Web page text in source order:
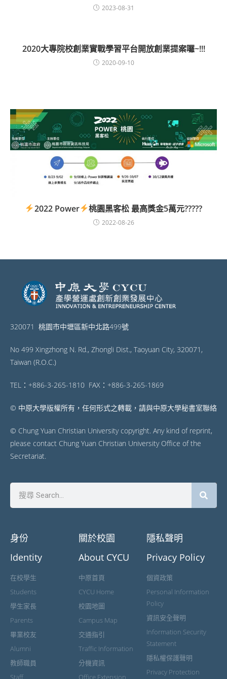
2023-08-31
2020大專院校創業實戰學習平台開放創業提案囉~!!!
2020-09-10
2022 Power 桃園黑客松 最高獎金5萬元?????
2022-08-26
320071 桃園市中壢區新中北路499號
No 499 Xingzhong N. Rd., Zhongli Dist., Taoyuan City, 320071,
Taiwan (R.O.C.)
TEL：+886-3-265-1810 FAX：+886-3-265-1869
© 中原大學版權所有，任何形式之轉載，請與中原大學秘書室聯絡
© Chung Yuan Christian University copyright. Any kind of reprint,
please contact Chung Yuan Christian University Office of the
Secretariat.
身份
Identity
在校學生
Students
學生家長
Parents
畢業校友
Alumni
教師職員
Staff
關於校園
About CYCU
中原首頁
CYCU Home
校園地圖
Campus Map
交通指引
Traffic Information
分機資訊
Office Extension
隱私聲明
Privacy Policy
個資政策
Personal Information
Policy
資訊安全聲明
Information Security
Statement
隱私權保護聲明
Privacy Protection